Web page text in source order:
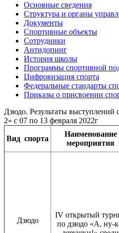
Основные сведения
Структура и органы
Документы
Спортивные объекты
Сотрудники
Антидопинг
История школы
Программы спортивной
Цифровизация спорта
Федеральные стандарты
Приказы о присвоении
Дзюдо. Результаты
2» с 07 по 13 февраля 2022г
Вид спорта
Наименование
мероприятия
Дзюдо
IV открытый
по дзюдо «А, ну-